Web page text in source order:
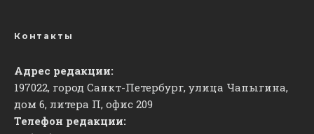
Контакты
Адрес редакции:
197022, город Санкт-Петербург, улица Чапыгина,
дом 6, литера П, офис 209
Телефон редакции: